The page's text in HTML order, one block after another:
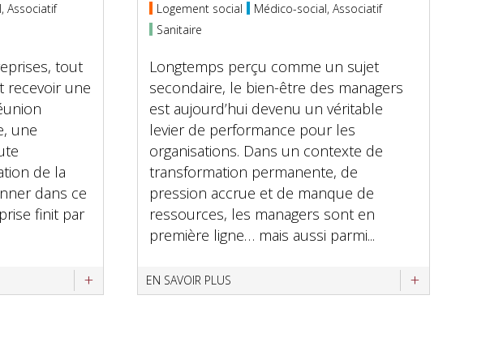
Associatif
tout
recevoir une
une
de la
dans ce
finit par
Logement social
Médico-social, Associatif
Sanitaire
Longtemps perçu comme un sujet
secondaire, le bien-être des managers
est aujourd’hui devenu un véritable
levier de performance pour les
organisations. Dans un contexte de
transformation permanente, de
pression accrue et de manque de
ressources, les managers sont en
première ligne… mais aussi parmi...
EN SAVOIR PLUS